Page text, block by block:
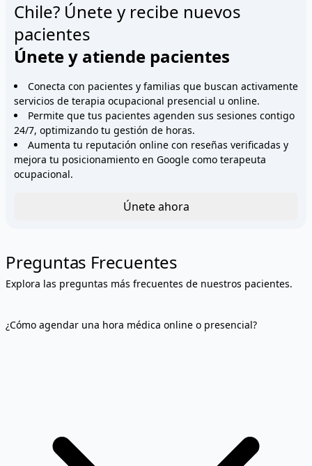
Chile? Únete y recibe nuevos
pacientes
Únete y atiende pacientes
Conecta con pacientes y familias que buscan activamente
servicios de terapia ocupacional presencial u online.
Permite que tus pacientes agenden sus sesiones contigo
24/7, optimizando tu gestión de horas.
Aumenta tu reputación online con reseñas verificadas y
mejora tu posicionamiento en Google como terapeuta
ocupacional.
Únete ahora
Preguntas Frecuentes
Explora las preguntas más frecuentes de nuestros pacientes.
¿Cómo agendar una hora médica online o presencial?